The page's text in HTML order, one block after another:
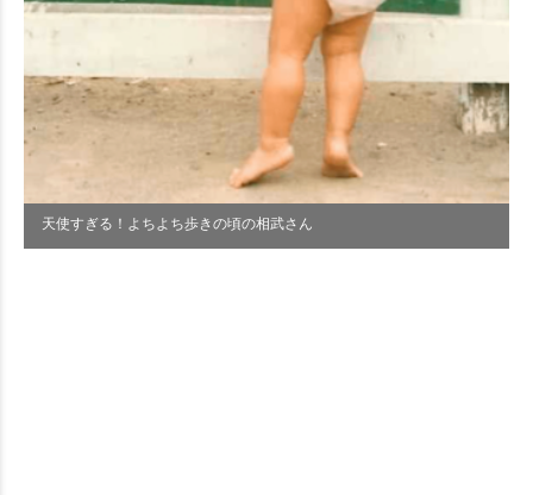
天使すぎる！よちよち歩きの頃の相武さん